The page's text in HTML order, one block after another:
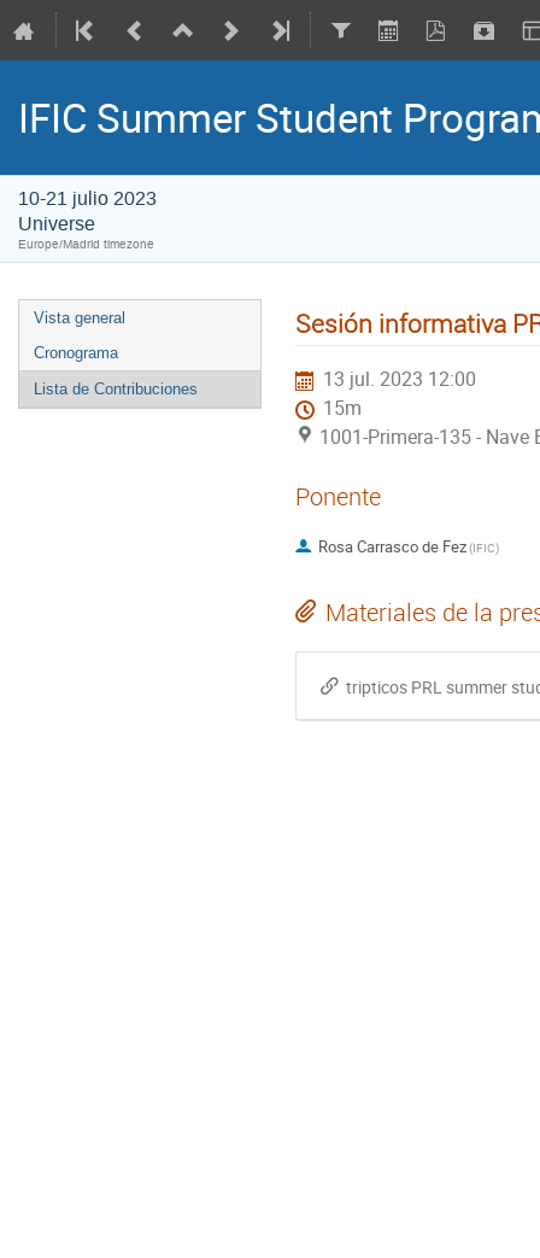
IFIC Summer Student
10-21 julio 2023
Universe
Europe/Madrid timezone
Vista general
Cronograma
Lista de Contribuciones
Sesión informativa
13 jul. 2023 12:00
15m
1001-Primera-135 -
Ponente
Rosa Carrasco de Fez(IFIC)
Materiales de la
tripticos PRL summer